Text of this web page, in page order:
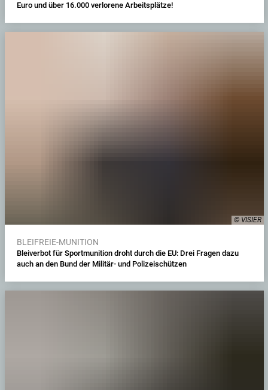
Euro und über 16.000 verlorene Arbeitsplätze!
© VISIER
BLEIFREIE-MUNITION
Bleiverbot für Sportmunition droht durch die EU: Drei Fragen dazu
auch an den Bund der Militär- und Polizeischützen